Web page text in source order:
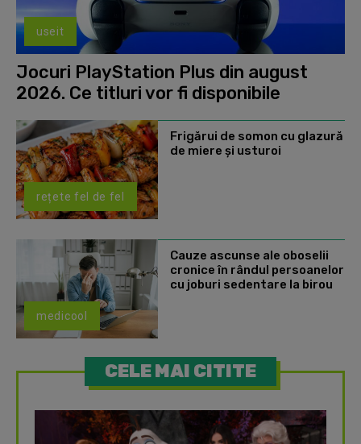
useit
Jocuri PlayStation Plus din august
2026. Ce titluri vor fi disponibile
rețete fel de fel
Frigărui de somon cu glazură
de miere și usturoi
medicool
Cauze ascunse ale oboselii
cronice în rândul persoanelor
cu joburi sedentare la birou
CELE MAI CITITE